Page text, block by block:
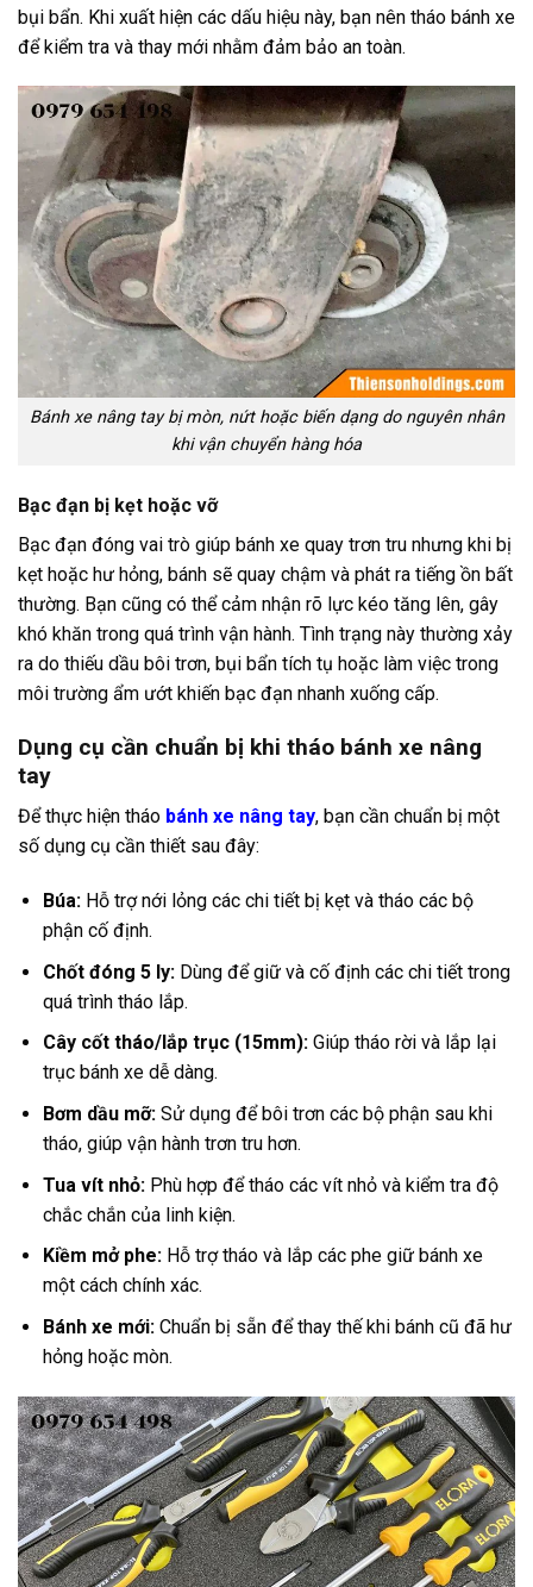
bụi bẩn. Khi xuất hiện các dấu hiệu này, bạn nên tháo bánh xe
để kiểm tra và thay mới nhằm đảm bảo an toàn.
Bánh xe nâng tay bị mòn, nứt hoặc biến dạng do nguyên nhân
khi vận chuyển hàng hóa
Bạc đạn bị kẹt hoặc vỡ
Bạc đạn đóng vai trò giúp bánh xe quay trơn tru nhưng khi bị
kẹt hoặc hư hỏng, bánh sẽ quay chậm và phát ra tiếng ồn bất
thường. Bạn cũng có thể cảm nhận rõ lực kéo tăng lên, gây
khó khăn trong quá trình vận hành. Tình trạng này thường xảy
ra do thiếu dầu bôi trơn, bụi bẩn tích tụ hoặc làm việc trong
môi trường ẩm ướt khiến bạc đạn nhanh xuống cấp.
Dụng cụ cần chuẩn bị khi tháo bánh xe nâng
tay
Để thực hiện tháo bánh xe nâng tay, bạn cần chuẩn bị một
số dụng cụ cần thiết sau đây:
Búa: Hỗ trợ nới lỏng các chi tiết bị kẹt và tháo các bộ
phận cố định.
Chốt đóng 5 ly:Dùng để giữ và cố định các chi tiết trong
quá trình tháo lắp.
Cây cốt tháo/lắp trục (15mm): Giúp tháo rời và lắp lại
trục bánh xe dễ dàng.
Bơm dầu mỡ:Sử dụng để bôi trơn các bộ phận sau khi
tháo, giúp vận hành trơn tru hơn.
Tua vít nhỏ:Phù hợp để tháo các vít nhỏ và kiểm tra độ
chắc chắn của linh kiện.
Kiềm mở phe:Hỗ trợ tháo và lắp các phe giữ bánh xe
một cách chính xác.
Bánh xe mới:Chuẩn bị sẵn để thay thế khi bánh cũ đã hư
hỏng hoặc mòn.